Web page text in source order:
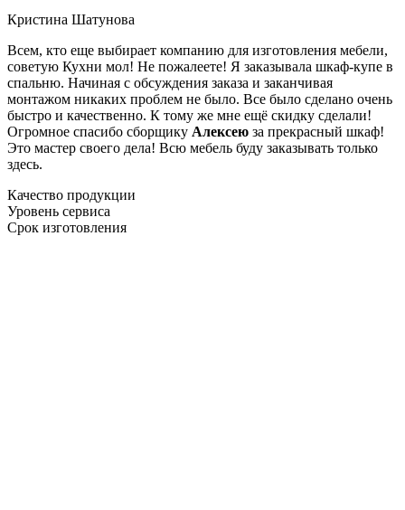
Кристина Шатунова
Всем, кто еще выбирает компанию для изготовления мебели,
советую Кухни мол! Не пожалеете! Я заказывала шкаф-купе в
спальню. Начиная с обсуждения заказа и заканчивая
монтажом никаких проблем не было. Все было сделано очень
быстро и качественно. К тому же мне ещё скидку сделали!
Огромное спасибо сборщику Алексею за прекрасный шкаф!
Это мастер своего дела! Всю мебель буду заказывать только
здесь.
Качество продукции
Уровень сервиса
Срок изготовления